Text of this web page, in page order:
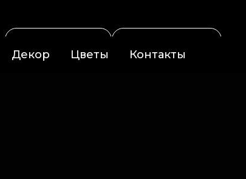
Декор Цветы Контакты